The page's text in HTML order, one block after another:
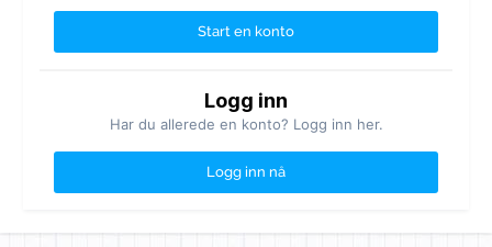
Start en konto
Logg inn
Har du allerede en konto? Logg inn her.
Logg inn nå